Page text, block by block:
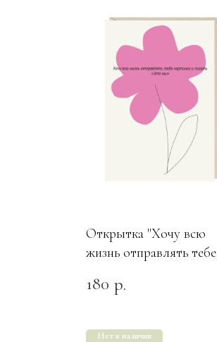
Открытка "Хочу всю
жизнь отправлять тебе
мы"
180 р.
Нет в наличии